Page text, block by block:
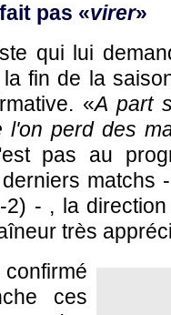
pas «virer»
qui lui
fin de la
«A part
l'on perd des
pas au
matchs
- , la
très
ces